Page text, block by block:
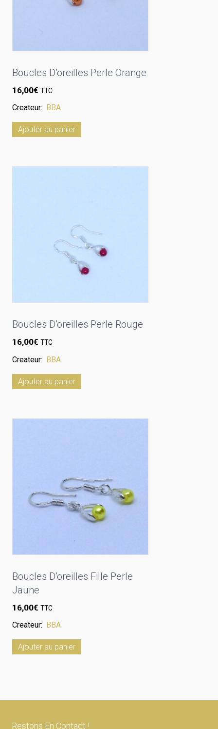
Boucles D’oreilles Perle Orange
16,00€ TTC
Createur: BBA
Ajouter au panier
Boucles D’oreilles Perle Rouge
16,00€ TTC
Createur: BBA
Ajouter au panier
Boucles D’oreilles Fille Perle
Jaune
16,00€ TTC
Createur: BBA
Ajouter au panier
Restons En Contact !